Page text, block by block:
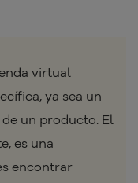
virtual
ya sea un
un producto. El
es una
encontrar